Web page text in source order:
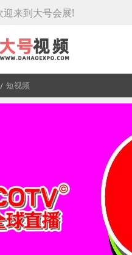
迎来到大号会展!
所
在
短视频